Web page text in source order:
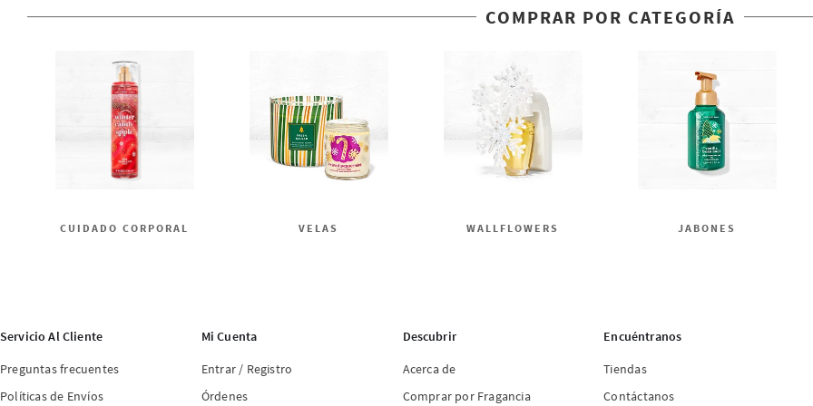
COMPRAR POR CATEGORÍA
CUIDADO CORPORAL VELAS WALLFLOWERS JABONES
Servicio Al Cliente
Preguntas frecuentes
Políticas de Envíos
Mi Cuenta
Entrar / Registro
Órdenes
Descubrir
Acerca de
Comprar por Fragancia
Encuéntranos
Tiendas
Contáctanos